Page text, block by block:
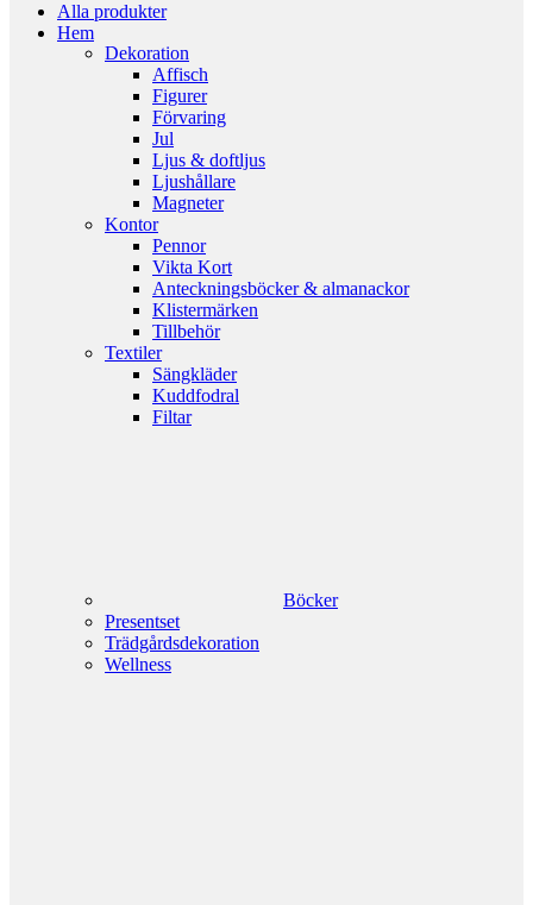
Alla produkter
Hem
Dekoration
Affisch
Figurer
Förvaring
Jul
Ljus & doftljus
Ljushållare
Magneter
Kontor
Pennor
Vikta Kort
Anteckningsböcker & almanackor
Klistermärken
Tillbehör
Textiler
Sängkläder
Kuddfodral
Filtar
Böcker
Presentset
Trädgårdsdekoration
Wellness